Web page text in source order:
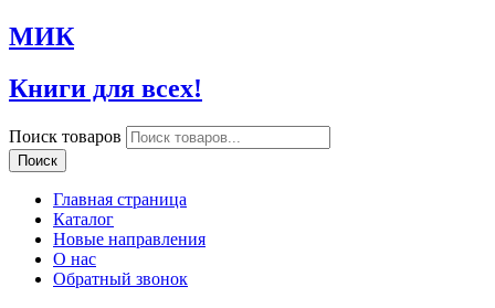
МИК
Книги для всех!
Поиск товаров
Поиск
Главная страница
Каталог
Новые направления
О нас
Обратный звонок